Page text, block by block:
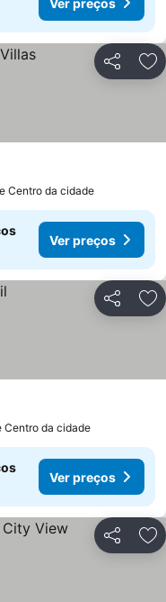
Partilhar
Centro da cidade
Ver preços
Partilhar
Centro da cidade
Ver preços
Partilhar